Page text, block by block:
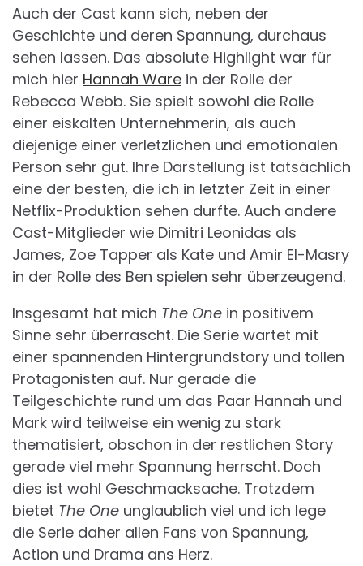
Auch der Cast kann sich, neben der
Geschichte und deren Spannung, durchaus
sehen lassen. Das absolute Highlight war für
mich hier Hannah Ware in der Rolle der
Rebecca Webb. Sie spielt sowohl die Rolle
einer eiskalten Unternehmerin, als auch
diejenige einer verletzlichen und emotionalen
Person sehr gut. Ihre Darstellung ist tatsächlich
eine der besten, die ich in letzter Zeit in einer
Netflix-Produktion sehen durfte. Auch andere
Cast-Mitglieder wie Dimitri Leonidas als
James, Zoe Tapper als Kate und Amir El-Masry
in der Rolle des Ben spielen sehr überzeugend.
Insgesamt hat mich The One in positivem
Sinne sehr überrascht. Die Serie wartet mit
einer spannenden Hintergrundstory und tollen
Protagonisten auf. Nur gerade die
Teilgeschichte rund um das Paar Hannah und
Mark wird teilweise ein wenig zu stark
thematisiert, obschon in der restlichen Story
gerade viel mehr Spannung herrscht. Doch
dies ist wohl Geschmacksache. Trotzdem
bietet The One unglaublich viel und ich lege
die Serie daher allen Fans von Spannung,
Action und Drama ans Herz.